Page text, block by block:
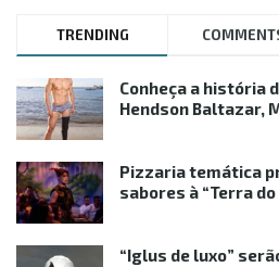
TRENDING
Conheça a história
Hendson Baltazar,
Pizzaria temática
sabores à “Terra do
“Iglus de luxo”